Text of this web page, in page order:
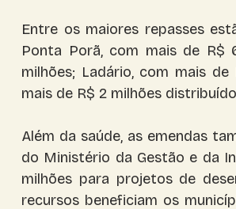
Entre os maiores repasses
Ponta Porã, com mais de R$
milhões; Ladário, com mais
mais de R$ 2 milhões
Além da saúde, as emendas
do Ministério da Gestão e da
milhões para projetos de
recursos beneficiam os